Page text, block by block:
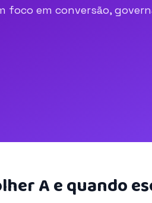
foco em conversão,
A e quando